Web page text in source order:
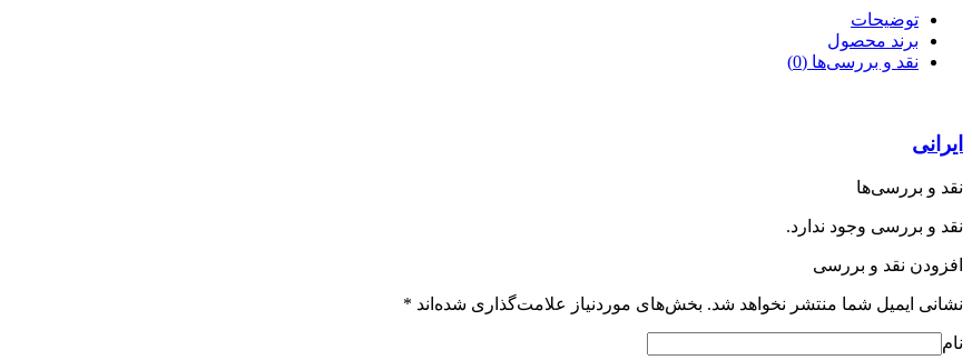
توضیحات
برند محصول
نقد و بررسی‌ها (0)
ایرانی
نقد و بررسی‌ها
نقد و بررسی وجود ندارد.
افزودن نقد و بررسی
نشانی ایمیل شما منتشر نخواهد شد. بخش‌های موردنیاز علامت‌گذاری شده‌اند *
نام